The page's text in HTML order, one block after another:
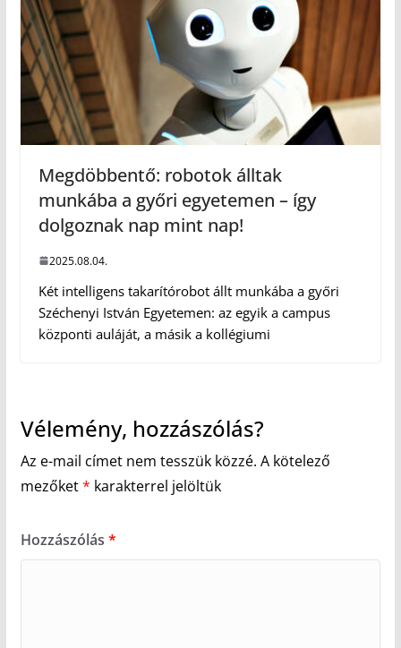
Megdöbbentő: robotok álltak
munkába a győri egyetemen – így
dolgoznak nap mint nap!
2025.08.04.
Két intelligens takarítórobot állt munkába a győri
Széchenyi István Egyetemen: az egyik a campus
központi auláját, a másik a kollégiumi
Vélemény, hozzászólás?
Az e-mail címet nem tesszük közzé. A kötelező
mezőket* karakterrel jelöltük
Hozzászólás *